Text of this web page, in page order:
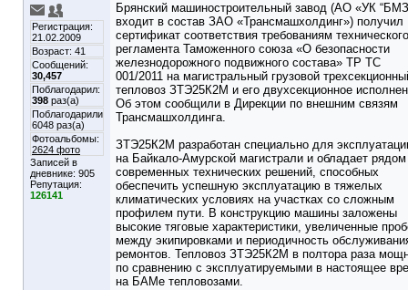
Регистрация:
21.02.2009
Возраст: 41
Сообщений:
30,457
Поблагодарил:
398 раз(а)
Поблагодарили
6048 раз(а)
Фотоальбомы:
2624 фото
Записей в
дневнике: 905
Репутация:
126141
Брянский машиностроительный завод (АО «УК
входит в состав ЗАО «Трансмашхолдинг») получил
сертификат соответствия требованиям технического
регламента Таможенного союза «О безопасности
железнодорожного подвижного состава» ТР ТС
001/2011 на магистральный грузовой
тепловоз ЗТЭ25К2М и его двухсекционное
Об этом сообщили в Дирекции по внешним связям
Трансмашхолдинга.
ЗТЭ25К2М разработан специально для
на Байкало-Амурской магистрали и обладает рядом
современных технических решений, способных
обеспечить успешную эксплуатацию в тяжелых
климатических условиях на участках со сложным
профилем пути. В конструкцию машины заложены
высокие тяговые характеристики, увеличенные
между экипировками и периодичность
ремонтов. Тепловоз ЗТЭ25К2М в полтора раза
по сравнению с эксплуатируемыми в настоящее
на БАМе тепловозами.